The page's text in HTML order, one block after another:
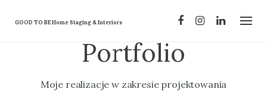
GOOD TO BE Home Staging & Interiors
Portfolio
Moje realizacje w zakresie projektowania